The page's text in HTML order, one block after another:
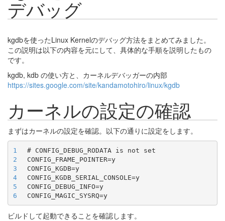
デバッグ
kgdbを使ったLinux Kernelのデバッグ方法をまとめてみました。
この説明は以下の内容を元にして、具体的な手順を説明したもの
です。
kgdb, kdb の使い方と、カーネルデバッガーの内部
https://sites.google.com/site/kandamotohiro/linux/kgdb
カーネルの設定の確認
まずはカーネルの設定を確認。以下の通りに設定をします。
1
2
CONFIG_FRAME_POINTER=y
3
CONFIG_KGDB=y
4
CONFIG_KGDB_SERIAL_CONSOLE=y
5
CONFIG_DEBUG_INFO=y
6
CONFIG_MAGIC_SYSRQ=y
ビルドして起動できることを確認します。